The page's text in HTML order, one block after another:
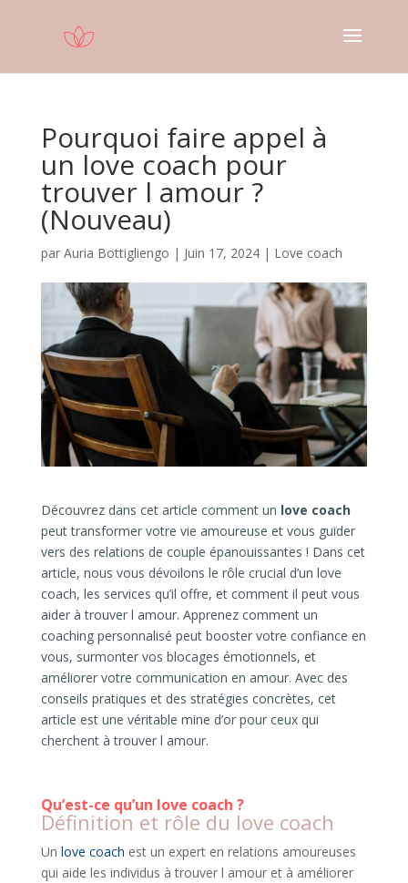
Pourquoi faire appel à
un love coach pour
trouver l amour ?
(Nouveau)
par Auria Bottigliengo | Juin 17, 2024| Love coach
Découvrez dans cet article comment un love coach
peut transformer votre vie amoureuse et vous guider
vers des relations de couple épanouissantes ! Dans cet
article, nous vous dévoilons le rôle crucial d’un love
coach, les services qu’il offre, et comment il peut vous
aider à trouver l amour. Apprenez comment un
coaching personnalisé peut booster votre confiance en
vous, surmonter vos blocages émotionnels, et
améliorer votre communication en amour. Avec des
conseils pratiques et des stratégies concrètes, cet
article est une véritable mine d’or pour ceux qui
cherchent à trouver l amour.
Qu’est-ce qu’un love coach ?
Définition et rôle du love coach
Un love coach est un expert en relations amoureuses
qui aide les individus à trouver l amour et à améliorer